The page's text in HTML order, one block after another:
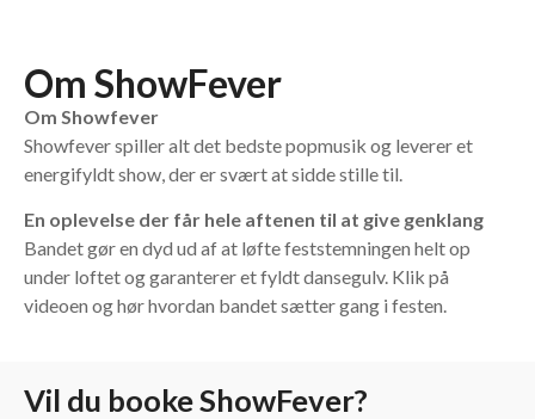
Om ShowFever
Om Showfever
Showfever spiller alt det bedste popmusik og leverer et
energifyldt show, der er svært at sidde stille til.
En oplevelse der får hele aftenen til at give genklang
Bandet gør en dyd ud af at løfte feststemningen helt op
under loftet og garanterer et fyldt dansegulv. Klik på
videoen og hør hvordan bandet sætter gang i festen.
Vil du booke ShowFever?